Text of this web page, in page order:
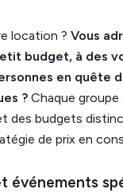
location ? Vous
budget, à des
en quête
? Chaque groupe
des budgets
de prix en
événements